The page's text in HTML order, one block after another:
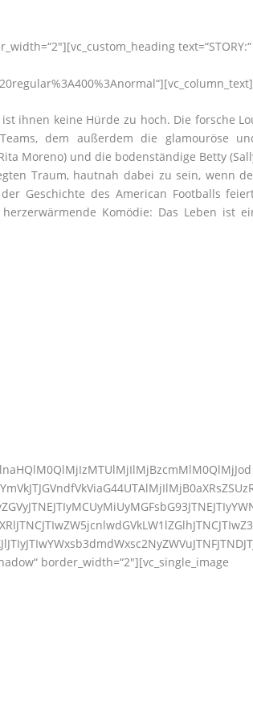
text=“STORY:“
ihnen keine Hürde zu hoch. Die forsche
dem außerdem die glamouröse
Moreno) und die bodenständige Betty
Traum, hautnah dabei zu sein, wenn
Geschichte des American Footballs
Komödie: Das Leben ist
border_width=“2″][vc_single_image